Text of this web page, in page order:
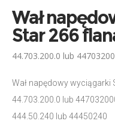
Wał
Star 266
44.703.200.0 lub
Wał napędowy wyciągarki
44.703.200.0 lub
444.50.240 lub 44450240